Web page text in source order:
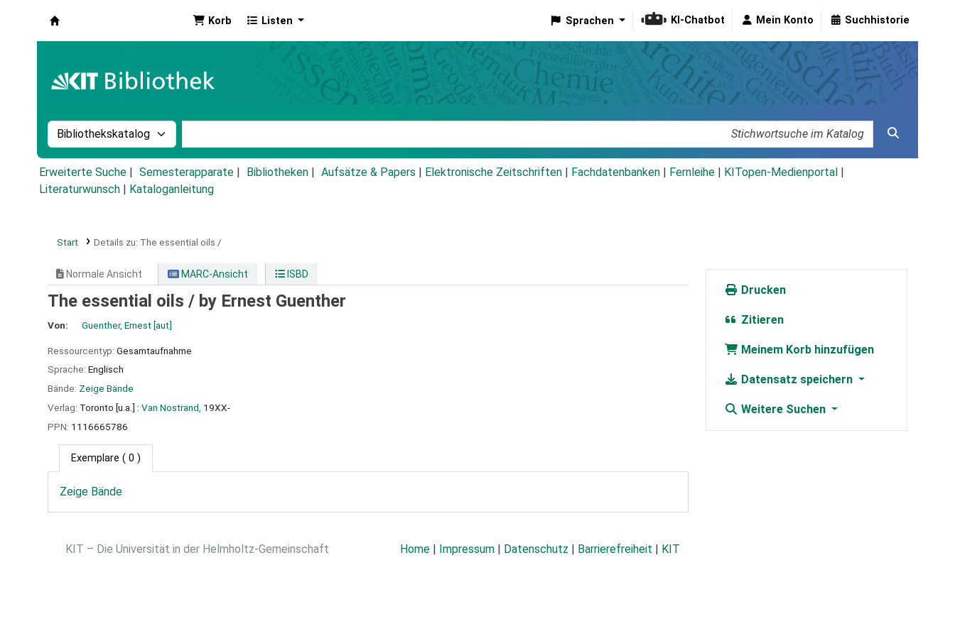
Korb Listen Sprachen KI-Chatbot Mein Konto Suchhistorie
Suche im Katalog nach:
Erweiterte Suche Semesterapparate Bibliotheken Aufsätze & Papers Elektronische Zeitschriften Fachdatenbanken Fernleihe KITopen-Medienportal
Literaturwunsch
Kataloganleitung
Start Details zu: The essential oils /
Normale Ansicht MARC-Ansicht ISBD
The essential oils / by Ernest Guenther
Von: Guenther, Ernest[aut]
Ressourcentyp: Gesamtaufnahme
Sprache: Englisch
Bände: Zeige Bände
Verlag: Toronto [u.a.] : Van Nostrand, 19XX-
PPN: 1116665786
Exemplare ( 0 )
Zeige Bände
Drucken
Zitieren
Meinem Korb hinzufügen
Datensatz speichern
Weitere Suchen
KIT – Die Universität in der Helmholtz-Gemeinschaft Home | Impressum | Datenschutz | Barrierefreiheit | KIT